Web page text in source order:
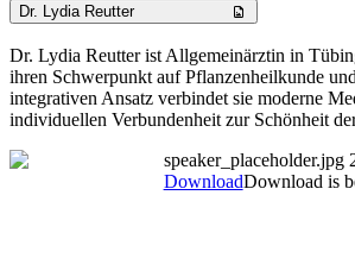
Dr. Lydia Reutter
Dr. Lydia Reutter ist Allgemeinärztin in
ihren Schwerpunkt auf Pflanzenheilkunde
integrativen Ansatz verbindet sie moderne
individuellen Verbundenheit zur Schönheit
speaker_placeholder.jpg
DownloadDownload is